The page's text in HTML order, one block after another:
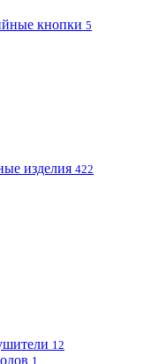
кнопки 5
изделия 422
12
1